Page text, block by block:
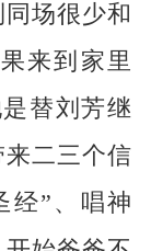
场很少和
来到家里
替刘芳继
二三个信
经”、唱神